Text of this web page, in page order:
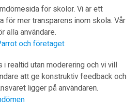
för skolor. Vi är ett
för mer transparens inom skola. Vår
alla användare.
och företaget
i realtid utan moderering och vi vill
att ge konstruktiv feedback och
ligger på användaren.